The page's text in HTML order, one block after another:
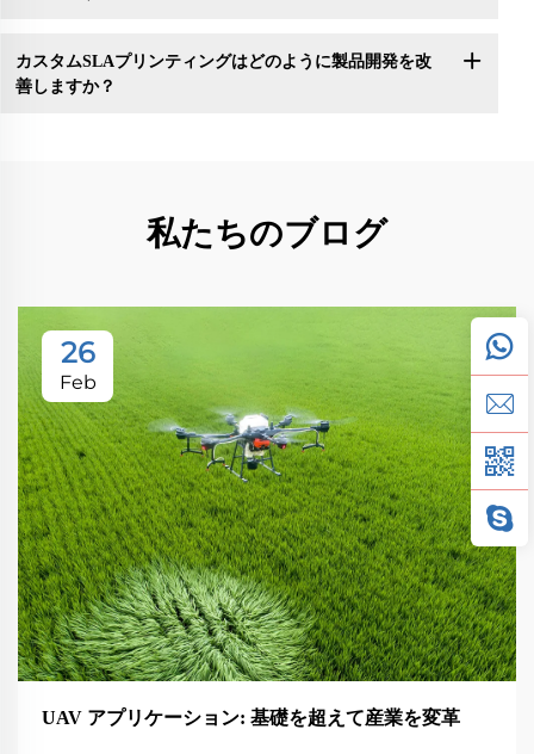
カスタムSLAプリンティングはどのように製品開発を改
善しますか？
私たちのブログ
26
Feb
UAV アプリケーション: 基礎を超えて産業を変革